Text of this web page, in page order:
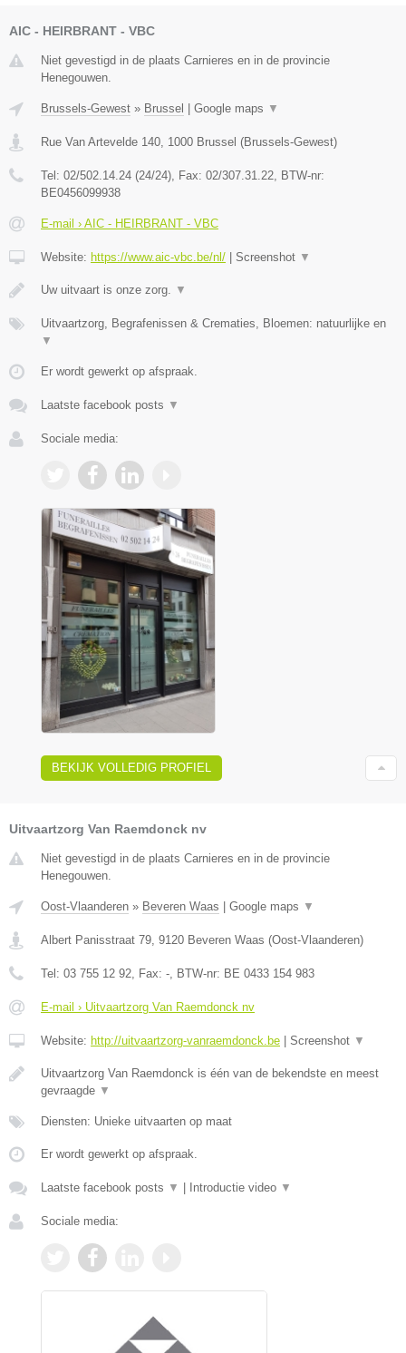
AIC - HEIRBRANT - VBC
Niet gevestigd in de plaats Carnieres en in de provincie
Henegouwen.
Brussels-Gewest » Brussel | Google maps ▼
Rue Van Artevelde 140 1000 Brussel (Brussels-Gewest)
Tel: 02/502.14.24 (24/24) , Fax: 02/307.31.22 , BTW-nr:
BE0456099938
E-mail › AIC - HEIRBRANT - VBC
Website: https://www.aic-vbc.be/nl/ | Screenshot ▼
Uw uitvaart is onze zorg. ▼
Uitvaartzorg, Begrafenissen & Crematies, Bloemen: natuurlijke en
▼
Er wordt gewerkt op afspraak.
Laatste facebook posts ▼
Sociale media:
BEKIJK VOLLEDIG PROFIEL
Uitvaartzorg Van Raemdonck nv
Niet gevestigd in de plaats Carnieres en in de provincie
Henegouwen.
Oost-Vlaanderen » Beveren Waas Google maps ▼
Albert Panisstraat 79, 9120 Beveren Waas (Oost-Vlaanderen)
Tel: 03 755 12 92, Fax: -, BTW-nr: BE 0433 154 983
E-mail › Uitvaartzorg Van Raemdonck nv
Website: http://uitvaartzorg-vanraemdonck.be Screenshot ▼
Uitvaartzorg Van Raemdonck is één van de bekendste en meest
gevraagde ▼
Diensten: Unieke uitvaarten op maat
Er wordt gewerkt op afspraak.
Laatste facebook posts ▼ Introductie video ▼
Sociale media: